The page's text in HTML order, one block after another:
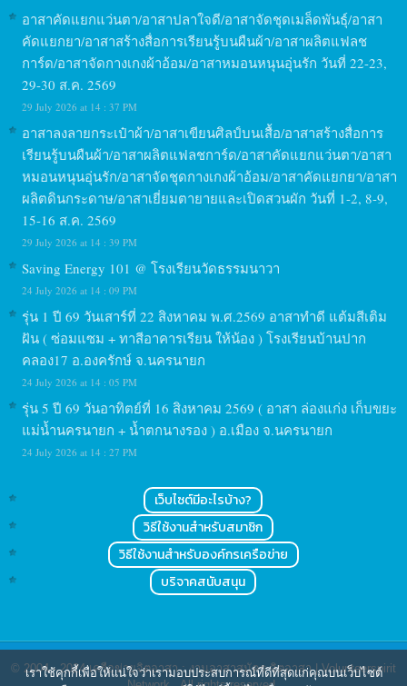
อาสาคัดแยกแว่นตา/อาสาปลาใจดี/อาสาจัดชุดเมล็ดพันธุ์/อาสา
คัดแยกยา/อาสาสร้างสื่อการเรียนรู้บนผืนผ้า/อาสาผลิตแฟลช
การ์ด/อาสาจัดกางเกงผ้าอ้อม/อาสาหมอนหนุนอุ่นรัก วันที่ 22-23,
29-30 ส.ค. 2569
29 July 2026 at 14 : 37 PM
อาสาลงลายกระเป๋าผ้า/อาสาเขียนศิลป์บนเสื้อ/อาสาสร้างสื่อการ
เรียนรู้บนผืนผ้า/อาสาผลิตแฟลชการ์ด/อาสาคัดแยกแว่นตา/อาสา
หมอนหนุนอุ่นรัก/อาสาจัดชุดกางเกงผ้าอ้อม/อาสาคัดแยกยา/อาสา
ผลิตดินกระดาษ/อาสาเยี่ยมตายายและเปิดสวนผัก วันที่ 1-2, 8-9,
15-16 ส.ค. 2569
29 July 2026 at 14 : 39 PM
Saving Energy 101 @ โรงเรียนวัดธรรมนาวา
24 July 2026 at 14 : 09 PM
รุ่น 1 ปี 69 วันเสาร์ที่ 22 สิงหาคม พ.ศ.2569 อาสาทำดี แต้มสีเติม
ฝัน ( ซ่อมแซม + ทาสีอาคารเรียน ให้น้อง ) โรงเรียนบ้านปาก
คลอง17 อ.องครักษ์ จ.นครนายก
24 July 2026 at 14 : 05 PM
รุ่น 5 ปี 69 วันอาทิตย์ที่ 16 สิงหาคม 2569 ( อาสา ล่องแก่ง เก็บขยะ
แม่น้ำนครนายก + น้ำตกนางรอง ) อ.เมือง จ.นครนายก
24 July 2026 at 14 : 27 PM
เว็บไซต์มีอะไรบ้าง?
วิธีใช้งานสำหรับสมาชิก
วิธีใช้งานสำหรับองค์กรเครือข่าย
บริจาคสนับสนุน
© 2004 - 2024เครือข่ายจิตอาสา : งานอาสาสมัคร จิตอาสา | Volunteerspirit
เราใช้คุกกี้เพื่อให้แน่ใจว่าเรามอบประสบการณ์ที่ดีที่สุดแก่คุณบนเว็บไซต์